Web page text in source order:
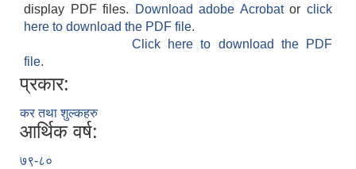
display PDF files.
Download adobe Acrobatorclick
here to download the PDF file.
Click here to download the PDF
file.
प्रकार:
कर तथा शुल्कहरु
आर्थिक वर्ष:
७९-८०